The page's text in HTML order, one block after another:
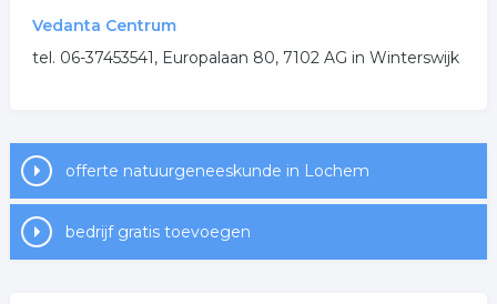
Vedanta Centrum
tel. 06-37453541, Europalaan 80, 7102 AG in Winterswijk
offerte natuurgeneeskunde in Lochem
bedrijf gratis toevoegen